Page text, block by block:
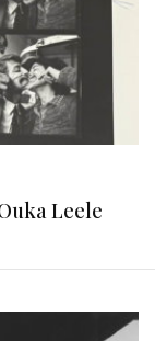
Leele